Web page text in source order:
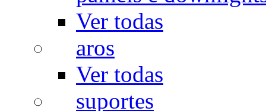
Ver todas
aros
Ver todas
suportes